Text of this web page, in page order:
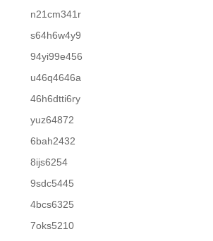
n21cm341r
s64h6w4y9
94yi99e456
u46q4646a
46h6dtti6ry
yuz64872
6bah2432
8ijs6254
9sdc5445
4bcs6325
7oks5210